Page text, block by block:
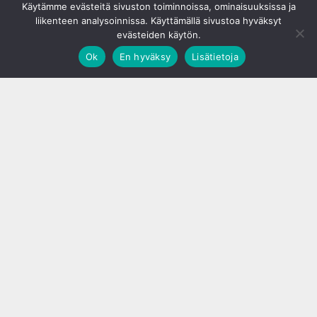
Käytämme evästeitä sivuston toiminnoissa, ominaisuuksissa ja
liikenteen analysoinnissa. Käyttämällä sivustoa hyväksyt
evästeiden käytön.
Ok
En hyväksy Lisätietoja